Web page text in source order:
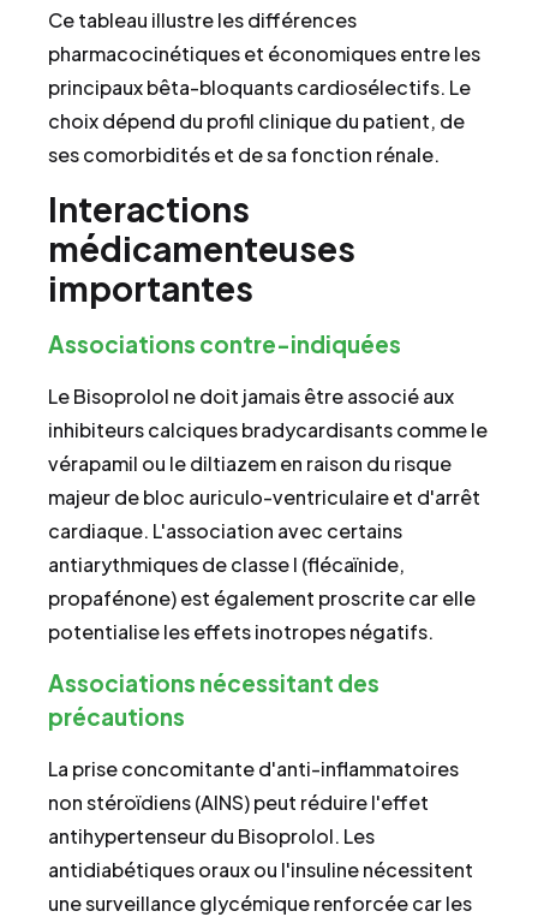
Ce tableau illustre les différences
pharmacocinétiques et économiques entre les
principaux bêta-bloquants cardiosélectifs. Le
choix dépend du profil clinique du patient, de
ses comorbidités et de sa fonction rénale.
Interactions
médicamenteuses
importantes
Associations contre-indiquées
Le Bisoprolol ne doit jamais être associé aux
inhibiteurs calciques bradycardisants comme le
vérapamil ou le diltiazem en raison du risque
majeur de bloc auriculo-ventriculaire et d'arrêt
cardiaque. L'association avec certains
antiarythmiques de classe I (flécaïnide,
propafénone) est également proscrite car elle
potentialise les effets inotropes négatifs.
Associations nécessitant des
précautions
La prise concomitante d'anti-inflammatoires
non stéroïdiens (AINS) peut réduire l'effet
antihypertenseur du Bisoprolol. Les
antidiabétiques oraux ou l'insuline nécessitent
une surveillance glycémique renforcée car les